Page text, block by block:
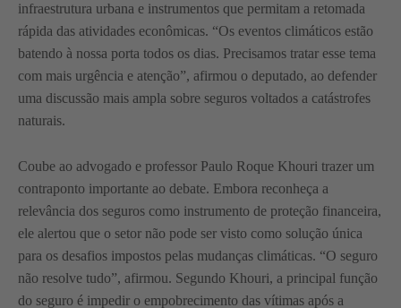
infraestrutura urbana e instrumentos que permitam a retomada
rápida das atividades econômicas. “Os eventos climáticos estão
batendo à nossa porta todos os dias. Precisamos tratar esse tema
com mais urgência e atenção”, afirmou o deputado, ao defender
uma discussão mais ampla sobre seguros voltados a catástrofes
naturais.
Coube ao advogado e professor Paulo Roque Khouri trazer um
contraponto importante ao debate. Embora reconheça a
relevância dos seguros como instrumento de proteção financeira,
ele alertou que o setor não pode ser visto como solução única
para os desafios impostos pelas mudanças climáticas. “O seguro
não resolve tudo”, afirmou. Segundo Khouri, a principal função
do seguro é impedir o empobrecimento das vítimas após a